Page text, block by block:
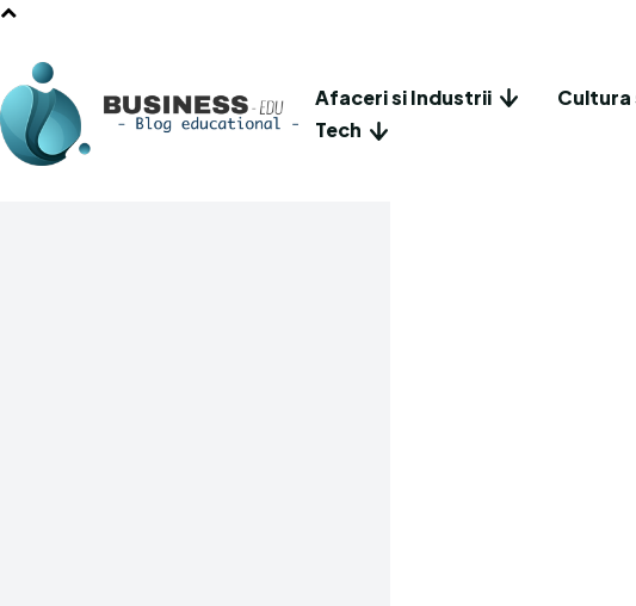
Afaceri si Industrii Cultura
Tech